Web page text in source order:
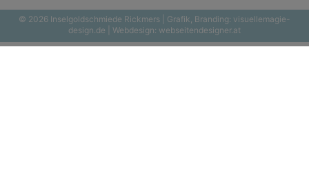
© 2026 Inselgoldschmiede Rickmers | Grafik, Branding: visuellemagie-
design.de | Webdesign: webseitendesigner.at